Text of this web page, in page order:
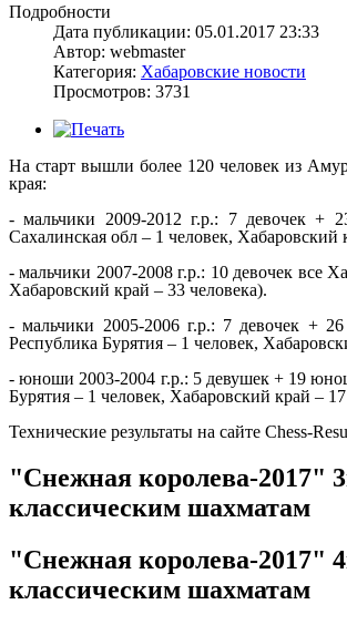
Подробности
Дата публикации: 05.01.2017 23:33
Автор: webmaster
Категория: Хабаровские новости
Просмотров: 3731
На старт вышли более 120 человек из
края:
- мальчики 2009-2012 г.р.: 7 девочек +
Сахалинская обл – 1 человек, Хабаровский
- мальчики 2007-2008 г.р.: 10 девочек все
Хабаровский край – 33 человека).
- мальчики 2005-2006 г.р.: 7 девочек +
Республика Бурятия – 1 человек,
- юноши 2003-2004 г.р.: 5 девушек + 19
Бурятия – 1 человек, Хабаровский край –
Технические результаты на сайте Chess-
"Снежная королева-2017"
классическим шахматам
"Снежная королева-2017"
классическим шахматам